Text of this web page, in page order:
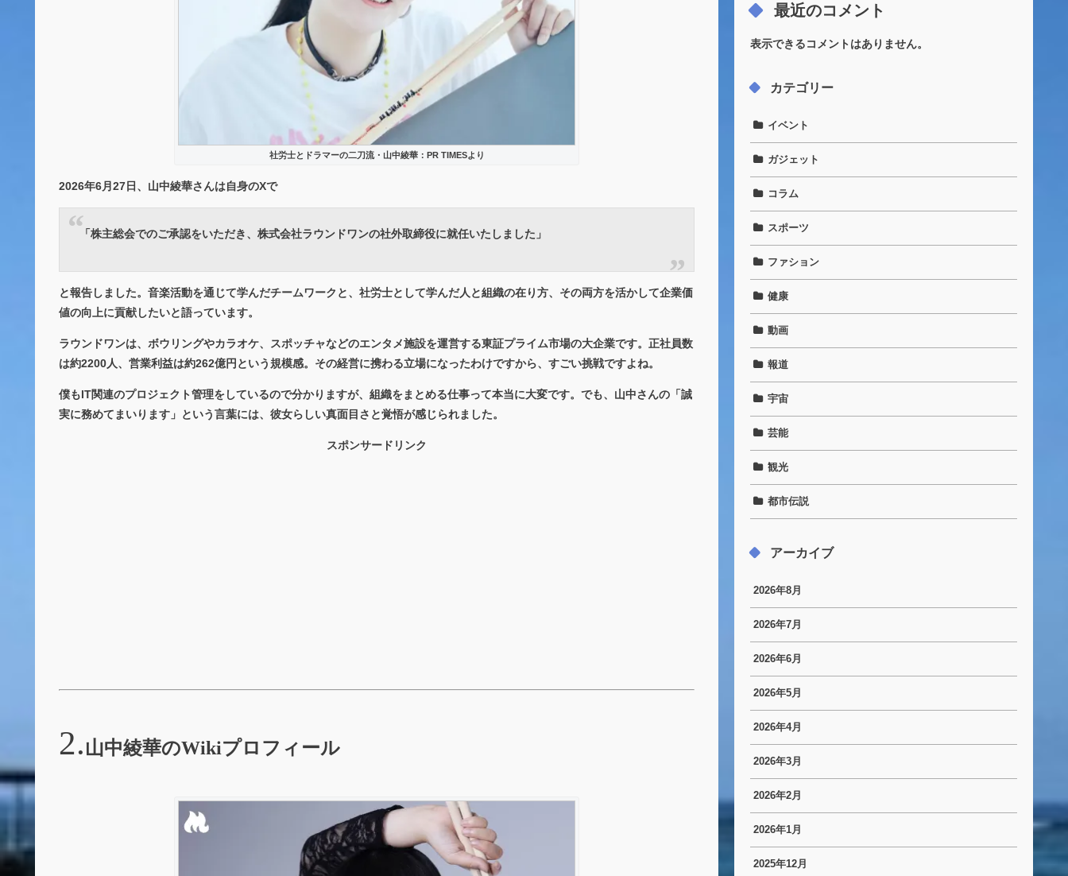
社労士とドラマーの二刀流・山中綾華：PR TIMESより
2026年6月27日、山中綾華さんは自身のXで
「株主総会でのご承認をいただき、株式会社ラウンドワンの社外取締役に就任いたしました」
と報告しました。音楽活動を通じて学んだチームワークと、社労士として学んだ人と組織の在り方、その両方を活かして企業価
値の向上に貢献したいと語っています。
ラウンドワンは、ボウリングやカラオケ、スポッチャなどのエンタメ施設を運営する東証プライム市場の大企業です。正社員数
は約2200人、営業利益は約262億円という規模感。その経営に携わる立場になったわけですから、すごい挑戦ですよね。
僕もIT関連のプロジェクト管理をしているので分かりますが、組織をまとめる仕事って本当に大変です。でも、山中さんの「誠
実に務めてまいります」という言葉には、彼女らしい真面目さと覚悟が感じられました。
スポンサードリンク
山中綾華のWikiプロフィール
最近のコメント
表示できるコメントはありません。
カテゴリー
イベント
ガジェット
コラム
スポーツ
ファション
健康
動画
報道
宇宙
芸能
観光
都市伝説
アーカイブ
2026年8月
2026年7月
2026年6月
2026年5月
2026年4月
2026年3月
2026年2月
2026年1月
2025年12月